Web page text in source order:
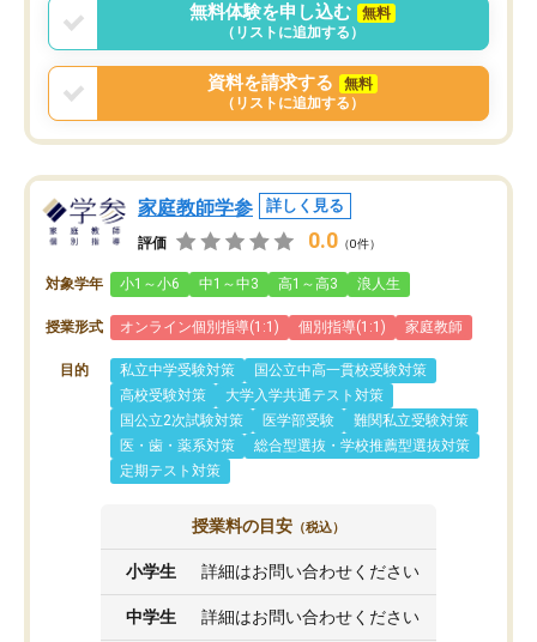
無料体験を申し込む
無料
（リストに追加する）
資料を請求する
無料
（リストに追加する）
家庭教師学参 詳しく見る
評価 0.0 （0件）
対象学年 小1～小6 中1～中3 高1～高3 浪人生
授業形式 オンライン個別指導(1:1) 個別指導(1:1) 家庭教師
目的 私立中学受験対策
国公立中高一貫校受験対策
高校受験対策
大学入学共通テスト対策
国公立2次試験対策
医学部受験
難関私立受験対策
医・歯・薬系対策
総合型選抜・学校推薦型選抜対策
定期テスト対策
授業料の目安 （税込）
小学生 詳細はお問い合わせください
中学生 詳細はお問い合わせください